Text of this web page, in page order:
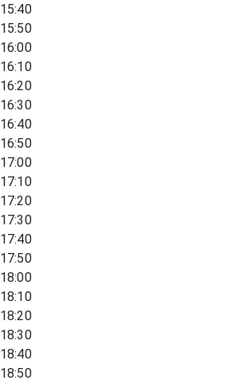
15:40
15:50
16:00
16:10
16:20
16:30
16:40
16:50
17:00
17:10
17:20
17:30
17:40
17:50
18:00
18:10
18:20
18:30
18:40
18:50